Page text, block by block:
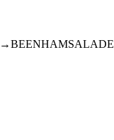
→BEENHAMSALADE